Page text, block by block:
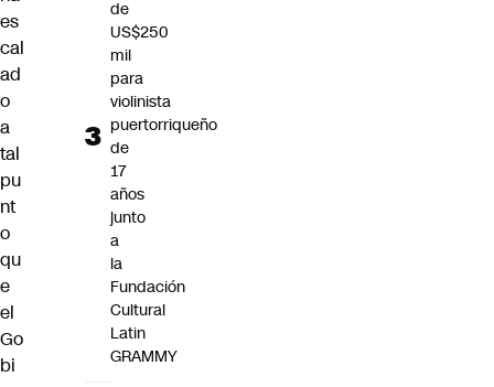
es
cal
ad
o
a
tal
pu
nt
o
qu
e
el
Go
bi
de
US$250
mil
para
violinista
puertorriqueño
de
17
años
junto
a
la
Fundación
Cultural
Latin
GRAMMY